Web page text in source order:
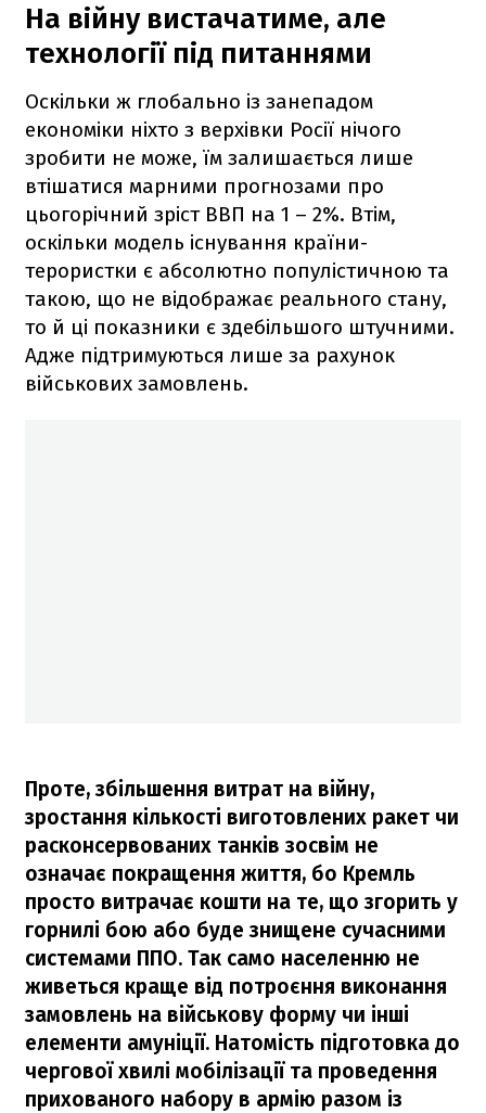
На війну вистачатиме, але
технології під питаннями
Оскільки ж глобально із занепадом
економіки ніхто з верхівки Росії нічого
зробити не може, їм залишається лише
втішатися марними прогнозами про
цьогорічний зріст ВВП на 1 – 2%. Втім,
оскільки модель існування країни-
терористки є абсолютно популістичною та
такою, що не відображає реального стану,
то й ці показники є здебільшого штучними.
Адже підтримуються лише за рахунок
військових замовлень.
Проте, збільшення витрат на війну,
зростання кількості виготовлених ракет чи
расконсервованих танків зосвім не
означає покращення життя, бо Кремль
просто витрачає кошти на те, що згорить у
горнилі бою або буде знищене сучасними
системами ППО. Так само населенню не
живеться краще від потроєння виконання
замовлень на військову форму чи інші
елементи амуніції. Натомість підготовка до
чергової хвилі мобілізації та проведення
прихованого набору в армію разом із